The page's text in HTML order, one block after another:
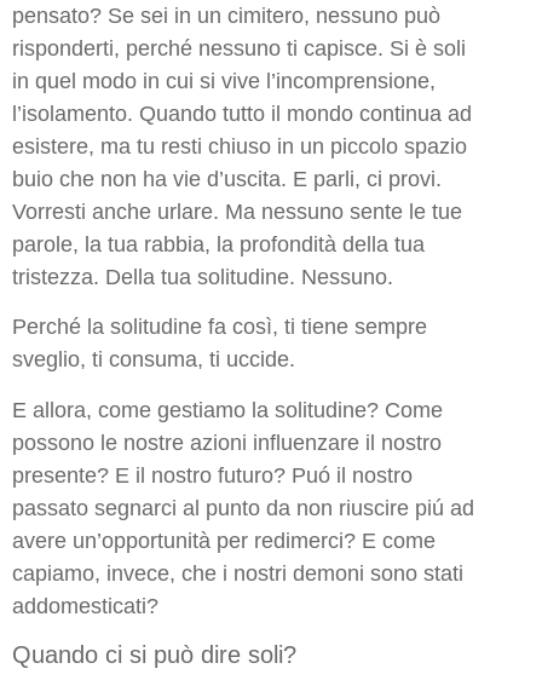
pensato? Se sei in un cimitero, nessuno può
risponderti, perché nessuno ti capisce. Si è soli
in quel modo in cui si vive l’incomprensione,
l’isolamento. Quando tutto il mondo continua ad
esistere, ma tu resti chiuso in un piccolo spazio
buio che non ha vie d’uscita. E parli, ci provi.
Vorresti anche urlare. Ma nessuno sente le tue
parole, la tua rabbia, la profondità della tua
tristezza. Della tua solitudine. Nessuno.
Perché la solitudine fa così, ti tiene sempre
sveglio, ti consuma, ti uccide.
E allora, come gestiamo la solitudine? Come
possono le nostre azioni influenzare il nostro
presente? E il nostro futuro? Puó il nostro
passato segnarci al punto da non riuscire piú ad
avere un’opportunità per redimerci? E come
capiamo, invece, che i nostri demoni sono stati
addomesticati?
Quando ci si può dire soli?